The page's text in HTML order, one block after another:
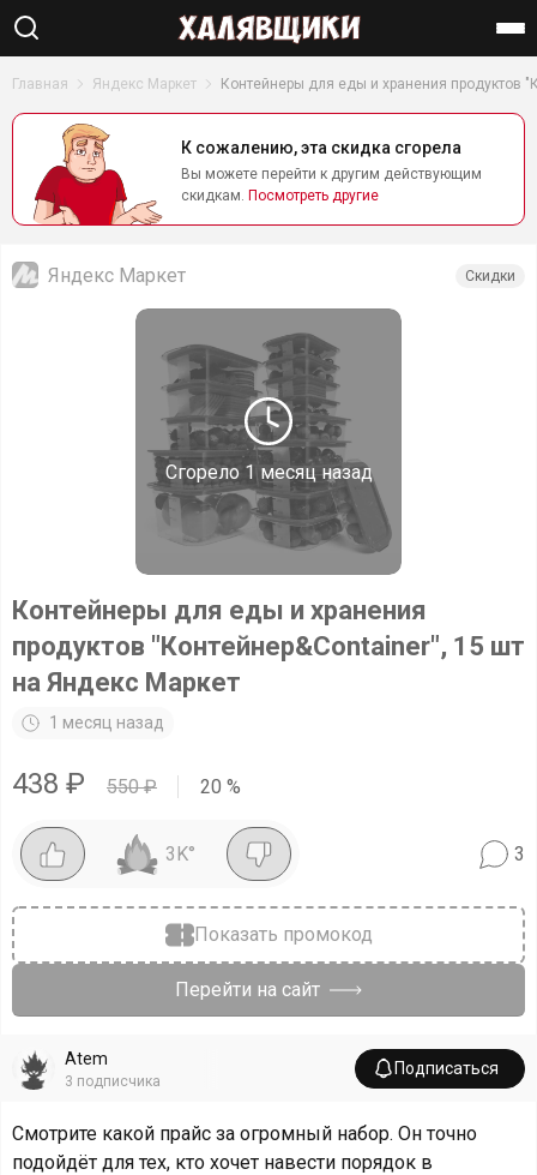
Найти
Главная Яндекс Маркет Контейнеры для еды и хранения продуктов
К сожалению, эта скидка сгорела
Вы можете перейти к другим действующим
скидкам. Посмотреть другие
Сгорело 1 месяц назад
Яндекс Маркет Скидки
Контейнеры для еды и хранения
продуктов "Контейнер&Container", 15 шт
на Яндекс Маркет
1 месяц назад
438 ₽ 550₽ 20 %
3K° 3
Показать промокод
Перейти на сайт
Atem
3 подписчика
Подписаться
Смотрите какой прайс за огромный набор. Он точно
подойдёт для тех, кто хочет навести порядок в